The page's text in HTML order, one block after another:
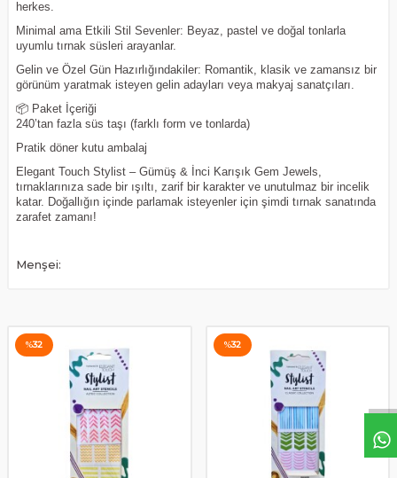
herkes.
Minimal ama Etkili Stil Sevenler: Beyaz, pastel ve doğal tonlarla
uyumlu tırnak süsleri arayanlar.
Gelin ve Özel Gün Hazırlığındakiler: Romantik, klasik ve zamansız bir
görünüm yaratmak isteyen gelin adayları veya makyaj sanatçıları.
📦 Paket İçeriği
240’tan fazla süs taşı (farklı form ve tonlarda)
Pratik döner kutu ambalaj
Elegant Touch Stylist – Gümüş & İnci Karışık Gem Jewels,
tırnaklarınıza sade bir ışıltı, zarif bir karakter ve unutulmaz bir incelik
katar. Doğallığın içinde parlamak isteyenler için şimdi tırnak sanatında
zarafet zamanı!
Menşei:
%32 %32